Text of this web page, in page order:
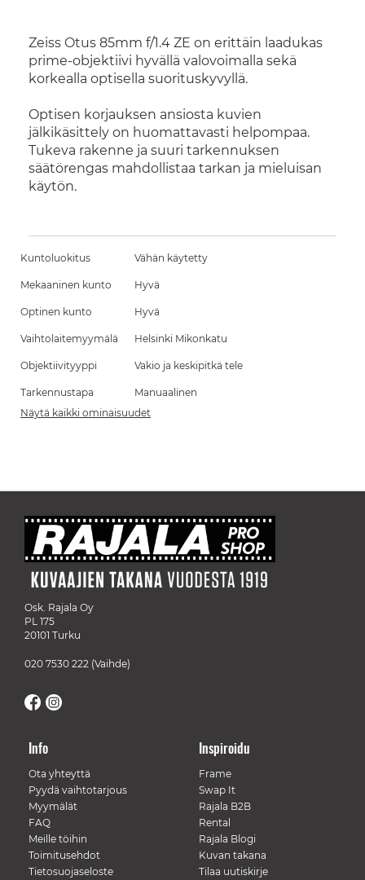
Zeiss Otus 85mm f/1.4 ZE on erittäin laadukas
prime-objektiivi hyvällä valovoimalla sekä
korkealla optisella suorituskyvyllä.
Optisen korjauksen ansiosta kuvien
jälkikäsittely on huomattavasti helpompaa.
Tukeva rakenne ja suuri tarkennuksen
säätörengas mahdollistaa tarkan ja mieluisan
käytön.
Kuntoluokitus Vähän käytetty
Mekaaninen kunto Hyvä
Optinen kunto Hyvä
Vaihtolaitemyymälä Helsinki Mikonkatu
Objektiivityyppi Vakio ja keskipitkä tele
Tarkennustapa
Manuaalinen
Näytä kaikki ominaisuudet
Osk. Rajala Oy
PL 175
20101 Turku
020 7530 222 (Vaihde)
Info
Ota yhteyttä
Pyydä vaihtotarjous
Myymälät
FAQ
Meille töihin
Toimitusehdot
Tietosuojaseloste
Inspiroidu
Frame
Swap It
Rajala B2B
Rental
Rajala Blogi
Kuvan takana
Tilaa uutiskirje